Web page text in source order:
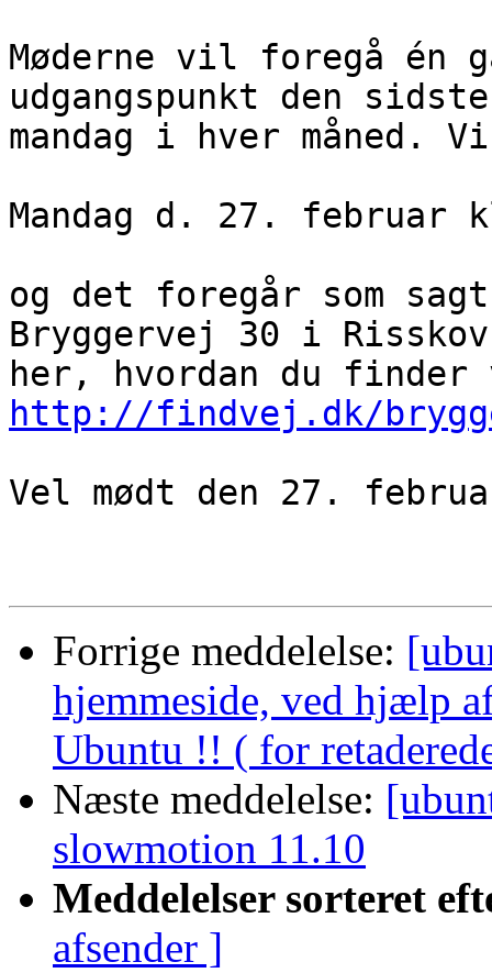
Møderne vil foregå én
udgangspunkt den sidste
mandag i hver måned.
Mandag d. 27. februar
og det foregår som
Bryggervej 30 i
http://findvej.dk/
Vel mødt den 27.
Forrige meddelelse:
hjemmeside, ved hjælp
Ubuntu !! ( for
Næste meddelelse:
slowmotion 11.10
Meddelelser sorteret
afsender ]